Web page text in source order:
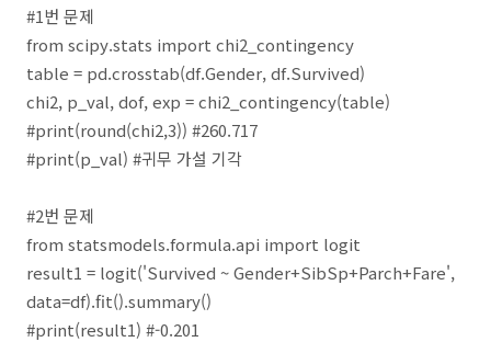
#1번 문제
from scipy.stats import chi2_contingency
table = pd.crosstab(df.Gender, df.Survived)
chi2, p_val, dof, exp = chi2_contingency(table)
#print(round(chi2,3)) #260.717
#print(p_val) #귀무 가설 기각
#2번 문제
from statsmodels.formula.api import logit
result1 = logit('Survived ~ Gender+SibSp+Parch+Fare',
data=df).fit().summary()
#print(result1) #-0.201